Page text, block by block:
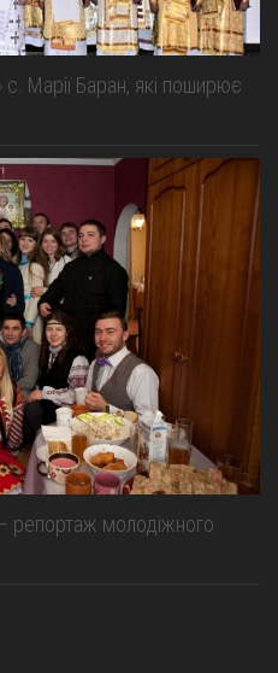
Марії Баран, які поширює
репортаж молодіжного